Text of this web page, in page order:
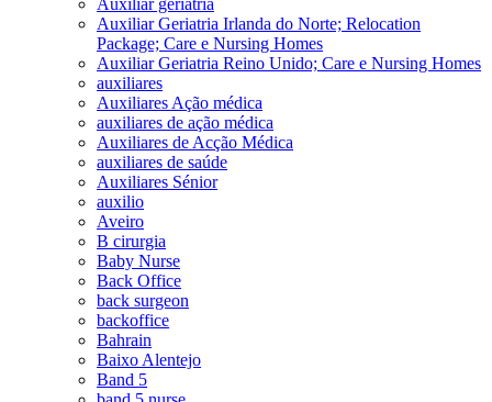
Auxiliar Geriatria Irlanda do Norte; Relocation
Package; Care e Nursing Homes
Auxiliar Geriatria Reino Unido; Care e Nursing Homes
auxiliares
Auxiliares Ação médica
auxiliares de ação médica
Auxiliares de Acção Médica
auxiliares de saúde
Auxiliares Sénior
auxilio
Aveiro
B cirurgia
Baby Nurse
Back Office
back surgeon
backoffice
Bahrain
Baixo Alentejo
Band 5